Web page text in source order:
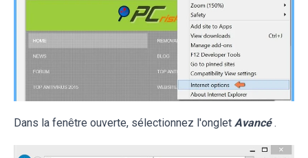
Dans la fenêtre ouverte, sélectionnez l'onglet Avancé .